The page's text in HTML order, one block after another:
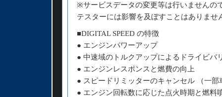
※サービスデータの変更等は行いませんの
テスターには影響を及ぼすことはありませ
■DIGITAL SPEED の特徴
● エンジンパワーアップ
● 中速域のトルクアップによるドライビバ
● エンジンレスポンスと燃費の向上
● スピードリミッターのキャンセル （一部
● エンジン回転数に応じた点火時期と燃料